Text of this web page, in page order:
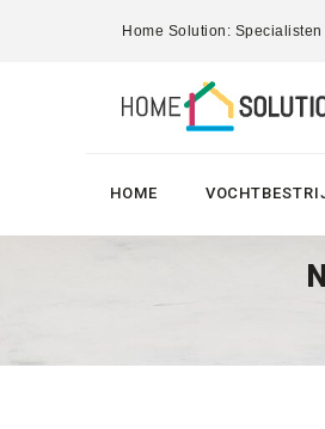
Home Solution:
HOME